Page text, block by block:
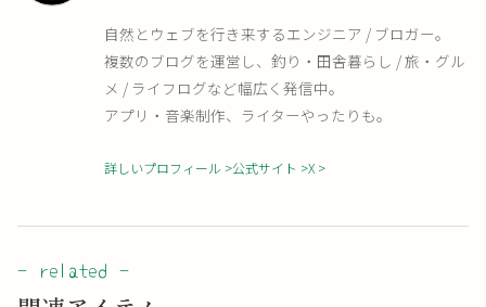
自然とウェブを行き来するエンジニア / ブロガー。
複数のブログを運営し、釣り・田舎暮らし / 旅・グル
メ / ライフログなど幅広く発信中。
アプリ・音楽制作、ライターやったりも。
詳しいプロフィール 公式サイト X